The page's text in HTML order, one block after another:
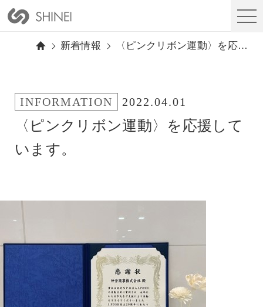
新着情報 〈ピンクリボン運動〉を応援しています。
INFORMATION 2022.04.01
〈ピンクリボン運動〉を応援して
います。